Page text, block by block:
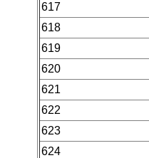
617
618
619
620
621
622
623
624